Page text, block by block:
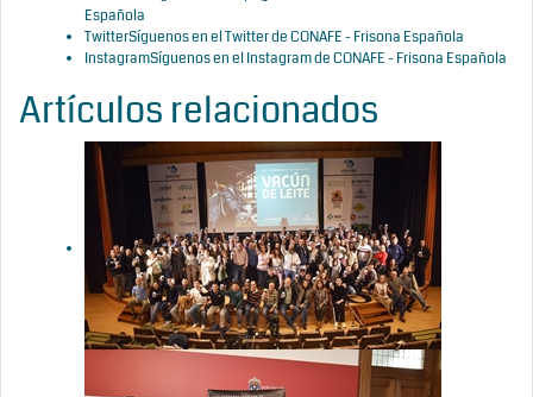
Española
TwitterSíguenos en el Twitter de CONAFE - Frisona Española
InstagramSíguenos en el Instagram de CONAFE - Frisona Española
Artículos relacionados